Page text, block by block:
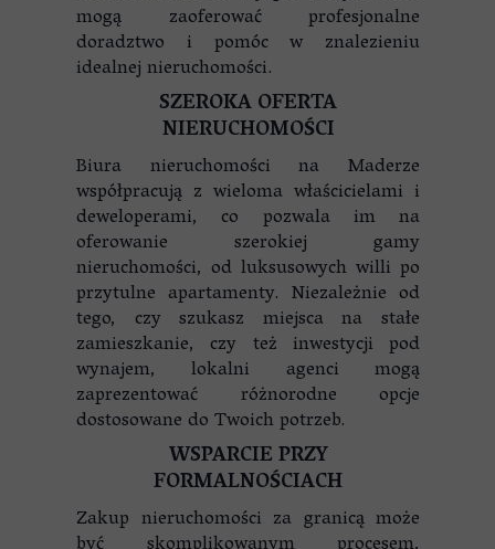
mogą zaoferować profesjonalne
doradztwo i pomóc w znalezieniu
idealnej nieruchomości.
SZEROKA OFERTA
NIERUCHOMOŚCI
Biura nieruchomości na Maderze
współpracują z wieloma właścicielami i
deweloperami, co pozwala im na
oferowanie szerokiej gamy
nieruchomości, od luksusowych willi po
przytulne apartamenty. Niezależnie od
tego, czy szukasz miejsca na stałe
zamieszkanie, czy też inwestycji pod
wynajem, lokalni agenci mogą
zaprezentować różnorodne opcje
dostosowane do Twoich potrzeb.
WSPARCIE PRZY
FORMALNOŚCIACH
Zakup nieruchomości za granicą może